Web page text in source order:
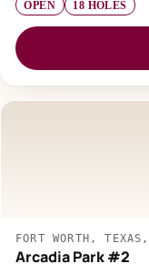
OPEN 18 HOLES
FORT WORTH,
Arcadia Park #2